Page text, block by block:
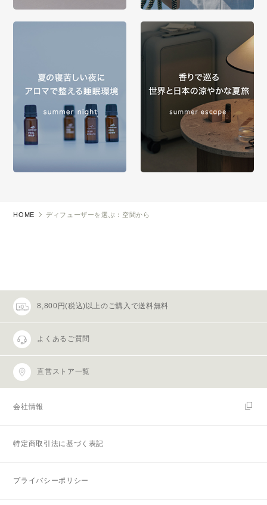
HOME ディフューザーを選ぶ：空間から
8,800円(税込)以上のご購入で送料無料
よくあるご質問
直営ストア一覧
会社情報
特定商取引法に基づく表記
プライバシーポリシー